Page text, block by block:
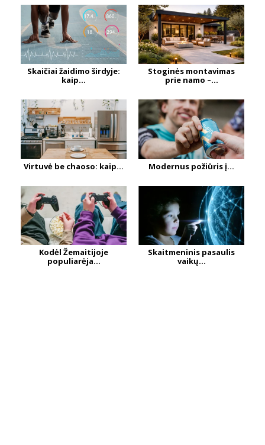
Skaičiai žaidimo širdyje:
kaip...
Stoginės montavimas
prie namo –...
Virtuvė be chaoso: kaip... Modernus požiūris į...
Kodėl Žemaitijoje
populiarėja...
Skaitmeninis pasaulis
vaikų...